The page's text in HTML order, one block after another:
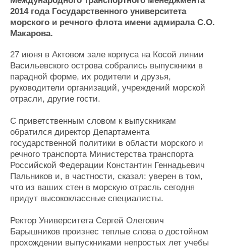
Репутация
Работа
Крюинг
Реклама
Изделия
Материалы
Конференции
Выставки и семинары
Словарь
Флот
Отзывы
Все службы
2014 года Государственного университета
морского и речного флота имени адмирала С.О.
Макарова.
27 июня в Актовом зале корпуса на Косой линии
Васильевского острова собрались выпускники в
парадной форме, их родители и друзья,
руководители организаций, учреждений морской
отрасли, другие гости.
С приветственным словом к выпускникам
обратился директор Департамента
государственной политики в области морского и
речного транспорта Министерства транспорта
Российской Федерации Константин Геннадьевич
Пальников и, в частности, сказал: уверен в том,
что из ваших стен в морскую отрасль сегодня
придут высококлассные специалисты.
Ректор Университета Сергей Олегович
Барышников произнес теплые слова о достойном
прохождении выпускниками непростых лет учебы